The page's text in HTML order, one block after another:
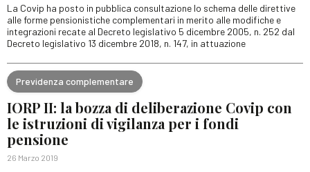
La Covip ha posto in pubblica consultazione lo schema delle direttive
alle forme pensionistiche complementari in merito alle modifiche e
integrazioni recate al Decreto legislativo 5 dicembre 2005, n. 252 dal
Decreto legislativo 13 dicembre 2018, n. 147, in attuazione
Previdenza complementare
IORP II: la bozza di deliberazione Covip con
le istruzioni di vigilanza per i fondi
pensione
26 Marzo 2019